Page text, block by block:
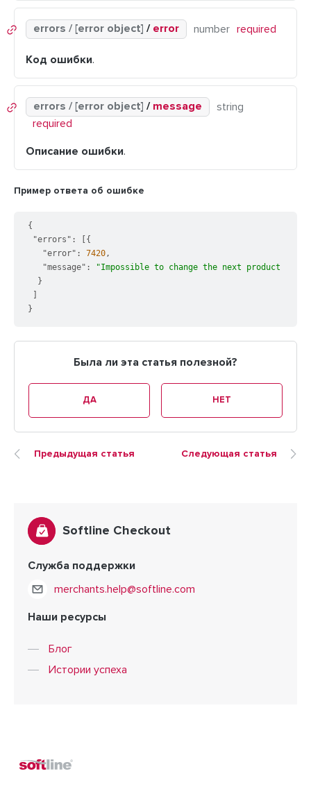
errors / [error object] / error number required
Код ошибки.
errors / [error object] / message
string
required
Описание ошибки.
Пример ответа об ошибке
{
"errors" :
{
"error" : 7420,
"message" :
"Impossible to change the next product
}
}
Была ли эта статья полезной?
ДА НЕТ
Предыдущая статья Следующая статья
Softline Checkout
Служба поддержки
merchants.help@softline.com
Наши ресурсы
Блог
Истории успеха